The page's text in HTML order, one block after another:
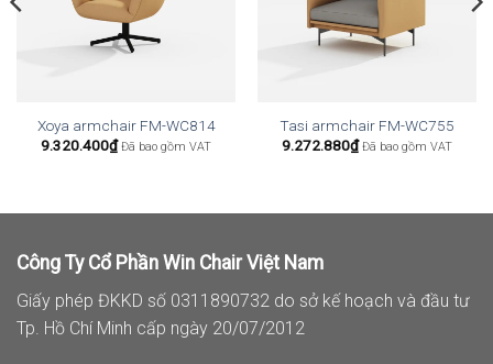
Xoya armchair FM-WC814
9.320.400₫ Đã bao gồm VAT
Tasi armchair FM-WC755
9.272.880₫ Đã bao gồm VAT
Công Ty Cổ Phần Win Chair Việt Nam
Giấy phép ĐKKD số 0311890732 do sở kế hoạch và đầu tư
Tp. Hồ Chí Minh cấp ngày 20/07/2012